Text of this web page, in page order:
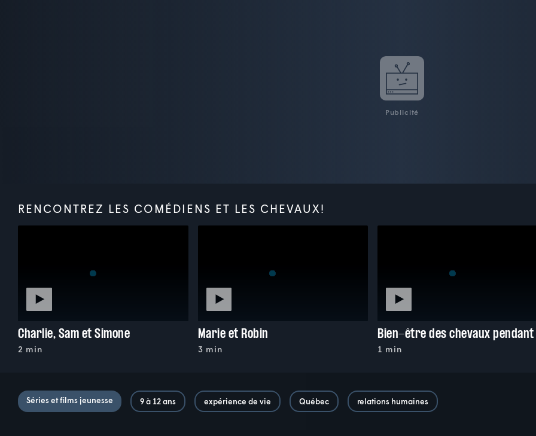
Publicité
RENCONTREZ LES COMÉDIENS ET LES CHEVAUX!
Charlie, Sam et Simone
2 min
Marie et Robin
3 min 1 min
Séries et films jeunesse 9 à 12 ans expérience de vie Québec relations humaines